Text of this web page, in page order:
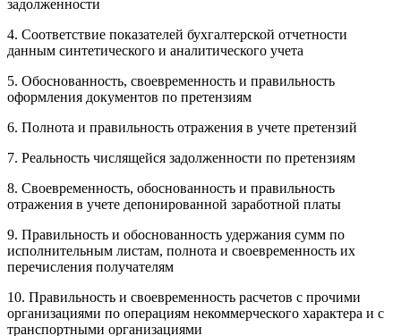
задолженности
4. Соответствие показателей бухгалтерской отчетности
данным синтетического и аналитического учета
5. Обоснованность, своевременность и правильность
оформления документов по претензиям
6. Полнота и правильность отражения в учете претензий
7. Реальность числящейся задолженности по претензиям
8. Своевременность, обоснованность и правильность
отражения в учете депонированной заработной платы
9. Правильность и обоснованность удержания сумм по
исполнительным листам, полнота и своевременность их
перечисления получателям
10. Правильность и своевременность расчетов с прочими
организациями по операциям некоммерческого характера и с
транспортными организациями